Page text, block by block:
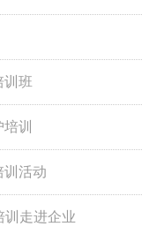
训班
训
训活动
训走进企业